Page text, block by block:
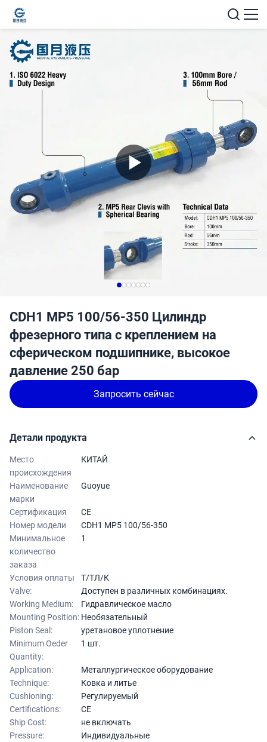
CDH1 MP5 100/56-350 Цилиндр
фрезерного типа с креплением на
сферическом подшипнике, высокое
давление 250 бар
Запросить сейчас
Детали продукта
Место
происхождения
КИТАЙ
Наименование
марки
Guoyue
Сертификация
CE
Номер модели
CDH1 MP5 100/56-350
Минимальное
количество
заказа
1
Условия оплаты
Т/ТЛ/К
Valve:
Доступен в различных комбинациях.
Working Medium:
Гидравлическое масло
Mounting Position: Необязательный
Piston Seal:
уретановое уплотнение
Minimum Oeder
Quantity:
1 шт.
Application:
Металлургическое оборудование
Technique:
Ковка и литье
Cushioning:
Регулируемый
Certifications:
CE
Ship Cost:
не включать
Pressure:
Индивидуальные